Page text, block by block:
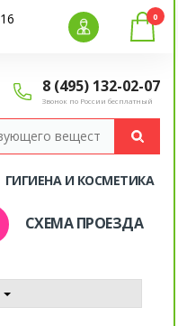
8 (495) 132-02-07
Звонок по России бесплатный
0
ГИГИЕНА И КОСМЕТИКА
СХЕМА ПРОЕЗДА